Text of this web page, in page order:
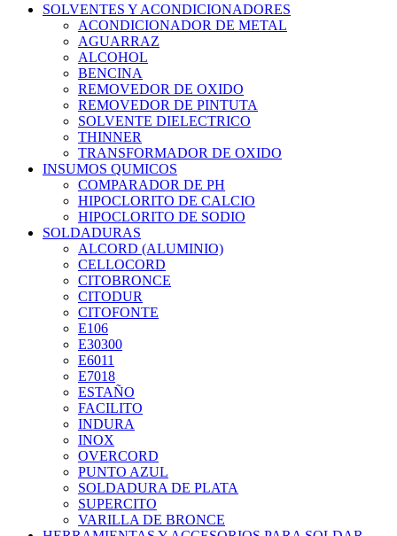
SOLVENTES Y ACONDICIONADORES
ACONDICIONADOR DE METAL
AGUARRAZ
ALCOHOL
BENCINA
REMOVEDOR DE OXIDO
REMOVEDOR DE PINTUTA
SOLVENTE DIELECTRICO
THINNER
TRANSFORMADOR DE OXIDO
INSUMOS QUMICOS
COMPARADOR DE PH
HIPOCLORITO DE CALCIO
HIPOCLORITO DE SODIO
SOLDADURAS
ALCORD (ALUMINIO)
CELLOCORD
CITOBRONCE
CITODUR
CITOFONTE
E106
E30300
E6011
E7018
ESTAÑO
FACILITO
INDURA
INOX
OVERCORD
PUNTO AZUL
SOLDADURA DE PLATA
SUPERCITO
VARILLA DE BRONCE